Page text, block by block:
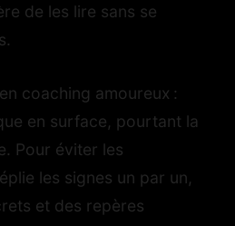
de les lire sans se
coaching amoureux :
en surface, pourtant la
Pour éviter les
les signes un par un,
et des repères